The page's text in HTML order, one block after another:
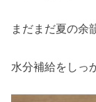
まだまだ夏の余
水分補給をしっ